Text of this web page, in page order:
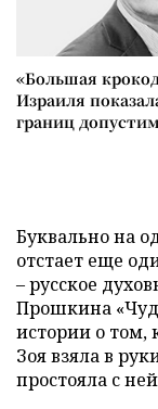
«Большая
Израиля
границ
Буквально на
отстает еще
– русское
Прошкина
истории о том,
Зоя взяла в
простояла с